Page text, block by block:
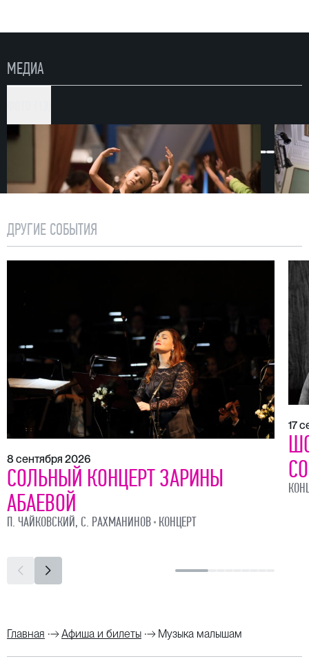
На вокальных концертах дети узнают о том, какие
Пермской оперы.
одной встречи — 1 час, так что юная публика
не успевает заскучать. Для удобства
и безопасности детей паркет в фойе театра
на время застилается большим ковром.
один-два раза в месяц. Билеты продаются в кассе
Проект «Музыка малышам» берет начало в сезоне
Внимание! Один билет приобретается на родителя
и ребенка до 3 лет. На детей старше 3 лет
приобретаются отдельные билеты.
МЕДИА
ДРУГИЕ СОБЫТИЯ
8 сентября 2026
СОЛЬНЫЙ КОНЦЕРТ ЗАРИНЫ
АБАЕВОЙ
П. ЧАЙКОВСКИЙ, С. РАХМАНИНОВ КОНЦЕРТ
17
Главная Афиша и билеты Музыка малышам